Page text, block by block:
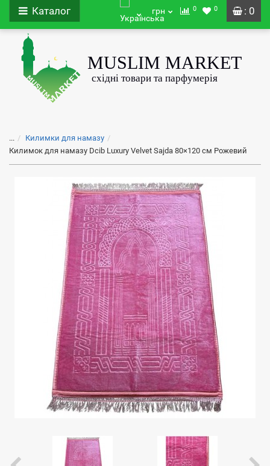
: 0
Каталог грн 0 0
...
Килимки для намазу
Килимок для намазу Dcib Luxury Velvet Sajda 80×120 см Рожевий